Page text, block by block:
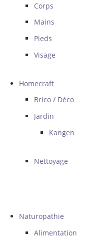
Corps
Mains
Pieds
Visage
Homecraft
Brico / Déco
Jardin
Kangen
Nettoyage
Naturopathie
Alimentation